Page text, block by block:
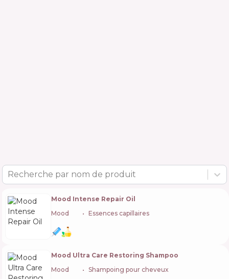
Recherche par nom de produit
Mood Intense Repair Oil
Mood
Essences capillaires
Mood Ultra Care Restoring Shampoo
Mood
Shampoing pour cheveux